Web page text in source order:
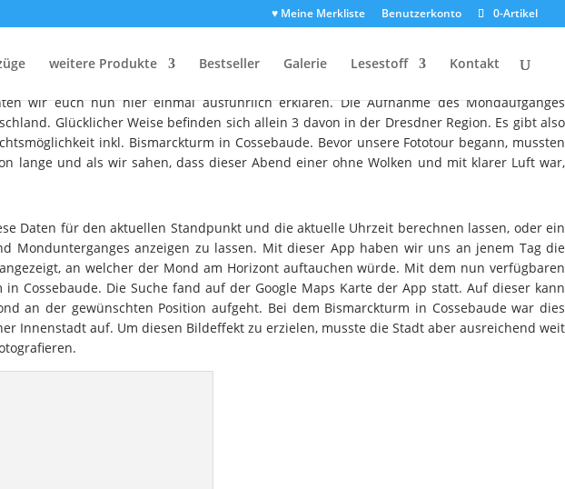
♥ Meine Merkliste Benutzerkonto 0-Artikel
weitere Produkte Bestseller Galerie Lesestoff Kontakt
wir euch nun hier einmal ausführlich erklären. Die Aufnahme des Mondaufganges
Glücklicher Weise befinden sich allein 3 davon in der Dresdner Region. Es gibt also
inkl. Bismarckturm in Cossebaude. Bevor unsere Fototour begann, mussten
lange und als wir sahen, dass dieser Abend einer ohne Wolken und mit klarer Luft war,
Daten für den aktuellen Standpunkt und die aktuelle Uhrzeit berechnen lassen, oder ein
anzeigen zu lassen. Mit dieser App haben wir uns an jenem Tag die
an welcher der Mond am Horizont auftauchen würde. Mit dem nun verfügbaren
Cossebaude. Die Suche fand auf der Google Maps Karte der App statt. Auf dieser kann
an der gewünschten Position aufgeht. Bei dem Bismarckturm in Cossebaude war dies
Innenstadt auf. Um diesen Bildeffekt zu erzielen, musste die Stadt aber ausreichend weit